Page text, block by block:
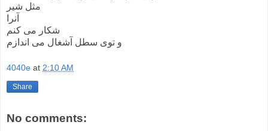
مثل شیر
آنرا
شکار می کنم
و توی سطل آشغال می اندازم
4040e at 2:10 AM
Share
No comments: